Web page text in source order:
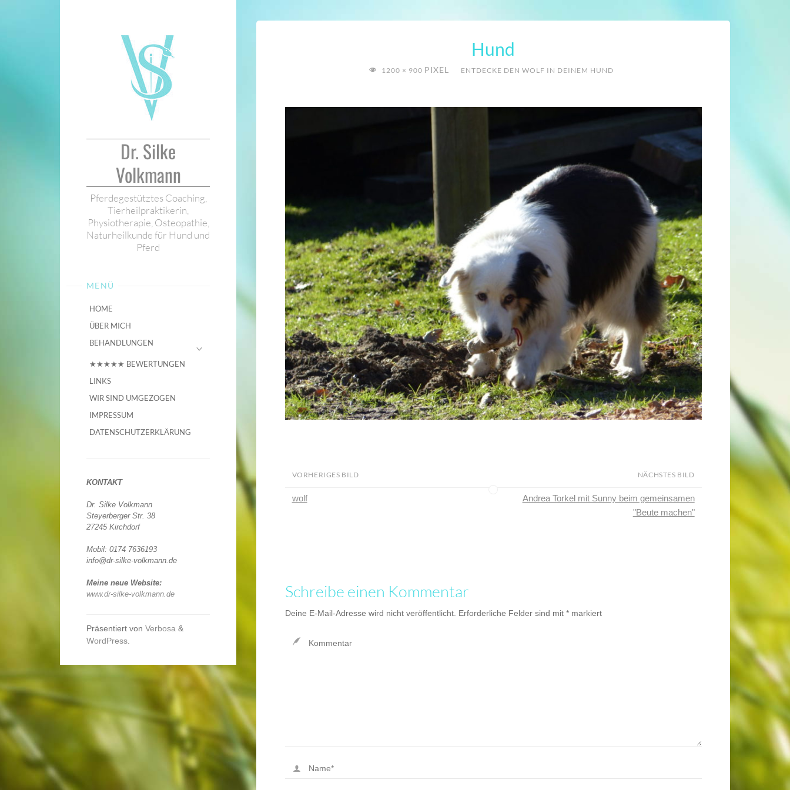
Dr. Silke
Volkmann
Pferdegestütztes Coaching,
Tierheilpraktikerin,
Physiotherapie, Osteopathie,
Naturheilkunde für Hund und
Pferd
MENÜ
HOME
ÜBER MICH
BEHANDLUNGEN
★★★★★ BEWERTUNGEN
LINKS
WIR SIND UMGEZOGEN
IMPRESSUM
DATENSCHUTZERKLÄRUNG
KONTAKT
Dr. Silke Volkmann
Steyerberger Str. 38
27245 Kirchdorf
Mobil: 0174 7636193
info@dr-silke-volkmann.de
Meine neue Website:
www.dr-silke-volkmann.de
Präsentiert von Verbosa &
WordPress.
Hund
VOLLE1200 × 900 PIXEL ENTDECKE DEN WOLF IN DEINEM HUND
VORHERIGES BILD
wolf
NÄCHSTES BILD
Andrea Torkel mit Sunny beim gemeinsamen
"Beute machen"
Schreibe einen Kommentar
Deine E-Mail-Adresse wird nicht veröffentlicht. Erforderliche Felder sind mit *markiert